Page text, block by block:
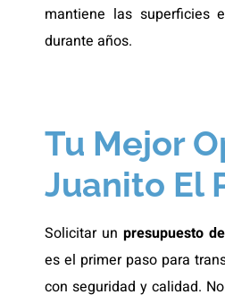
mantiene las superficies
durante años.
Tu Mejor
Juanito El
Solicitar un presupuesto
es el primer paso para
con seguridad y calidad.